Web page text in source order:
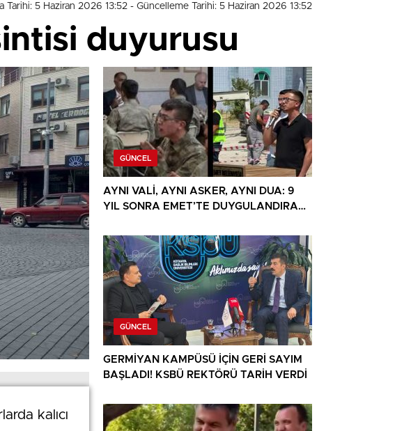
kalıcı
Tarihi: 5 Haziran 2026 13:52 - Güncelleme Tarihi: 5 Haziran 2026 13:52
duyurusu
kalıcı
GÜNCEL
AYNI VALİ, AYNI ASKER, AYNI DUA: 9
YIL SONRA EMET’TE DUYGULANDIRAN
GÜNCEL
GERMİYAN KAMPÜSÜ İÇİN GERİ SAYIM
BAŞLADI! KSBÜ REKTÖRÜ TARİH VERDİ